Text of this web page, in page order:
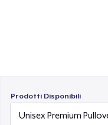
Prodotti Disponibili